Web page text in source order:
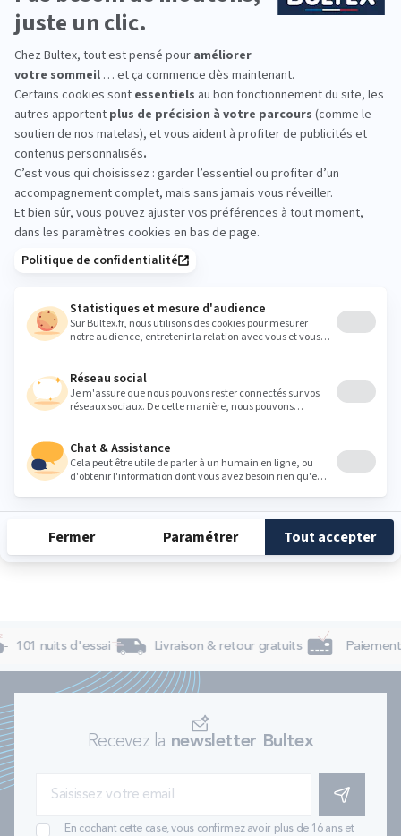
*Marque la plus détenue : 18 599 personnes
interrogées de février 2019 à mars 2025. Institut
PULSAT FRESSE : essayez
avant d’acheter
Passez en magasin pour comparer les sensations.
Allongez‑vous quelques minutes, testez plusieurs
conforts et validez tranquillement le soutien qui
vous convient. Rien ne remplace un essai sur place.
literie@pulsat88.fr
Heures
Lundi Fermé
Mercredi
Jeudi 09:30 - 12:00 14:00 - 19:00
Vendredi
Samedi 09:30 - 12:00 14:00 - 19:00
Dimanche Fermé
101 nuits d'essai Livraison & retour gratuits
Recevez la newsletter Bultex
S'INSCRIRE
En cochant cette case, vous confirmez avoir plus de 16 ans et